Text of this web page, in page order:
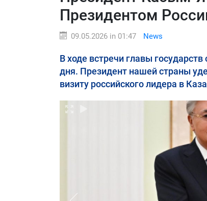
Президентом
09.05.2026 in 01:47 News
В ходе встречи главы
дня. Президент нашей страны
визиту российского лидера в